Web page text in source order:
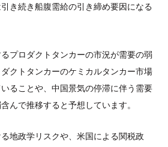
き続き船腹需給の引き締め要因になる
プロダクトタンカーの市況が需要の弱
クトタンカーのケミカルタンカー市場
ることや、中国景気の停滞に伴う需要
んで推移すると予想しています。
地政学リスクや、米国による関税政